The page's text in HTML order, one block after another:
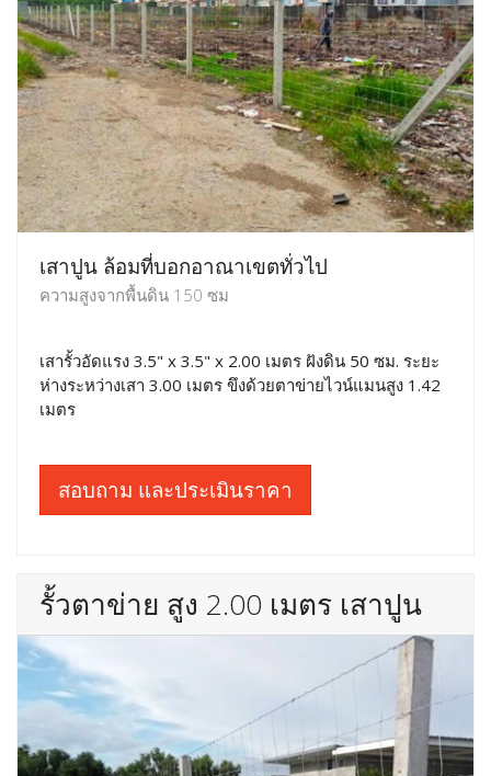
เสาปูน ล้อมที่บอกอาณาเขตทั่วไป
ความสูงจากพื้นดิน 150 ซม
เสารั้วอัดแรง 3.5" x 3.5" x 2.00 เมตร ฝังดิน 50 ซม. ระยะ
ห่างระหว่างเสา 3.00 เมตร ขึงด้วยตาข่ายไวน์แมนสูง 1.42
เมตร
สอบถาม และประเมินราคา
รั้วตาข่าย สูง 2.00 เมตร เสาปูน